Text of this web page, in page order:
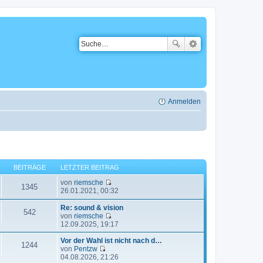
Anmelden
BEITRÄGE LETZTER BEITRAG
1345 von riemsche
N
e
u
s
t
e
B
26.01.2021, 00:32
542
Re: sound & vision
von riemsche
N
e
u
s
12.09.2025, 19:17
1244
Vor der Wahl ist nicht nach d…
von Pentzw
N
04.08.2026, 21:26